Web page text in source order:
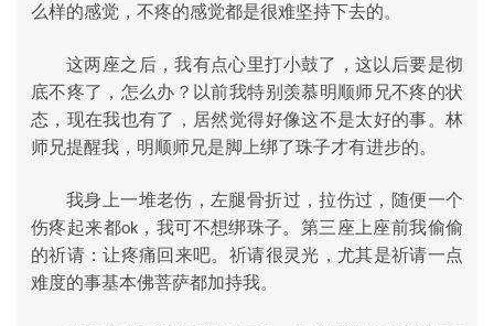
么样的感觉，不疼的感觉都是很难坚持下去的。
这两座之后，我有点心里打小鼓了，这以后要是彻
底不疼了，怎么办？以前我特别羡慕明顺师兄不疼的状
态，现在我也有了，居然觉得好像这不是太好的事。林
师兄提醒我，明顺师兄是脚上绑了珠子才有进步的。
我身上一堆老伤，左腿骨折过，拉伤过，随便一个
伤疼起来都ok，我可不想绑珠子。第三座上座前我偷偷
的祈请：让疼痛回来吧。祈请很灵光，尤其是祈请一点
难度的事基本佛菩萨都加持我。